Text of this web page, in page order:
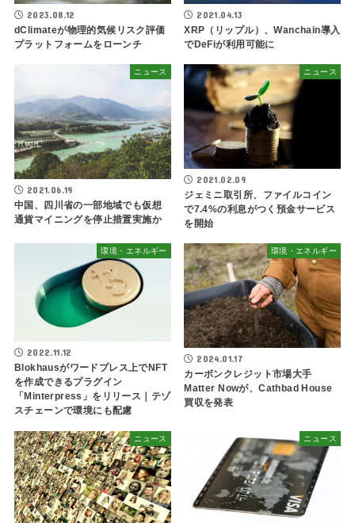
2023.08.12
dClimateが物理的気候リスク評価
プラットフォームをローンチ
2021.04.13
XRP（リップル）、Wanchain導入
でDeFiが利用可能に
ニュース
2021.06.19
中国、四川省の一部地域でも仮想
通貨マイニングを停止措置実施か
ニュース
2021.02.09
ジェミニ取引所、ファイルコイン
で7.4%の利息がつく預金サービス
を開始
環境・エネルギー
2022.11.12
Blokhausがワードプレス上でNFT
を作成できるプラグイン
「Minterpress」をリリース｜テゾ
スチェーンで環境にも配慮
環境・エネルギー
2024.01.17
カーボンクレジット市場大手
Matter Nowが、Cathbad House
買収を発表
ニュース ニュース